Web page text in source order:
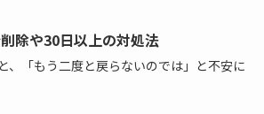
除や30日以上の対処法
「もう二度と戻らないのでは」と不安に